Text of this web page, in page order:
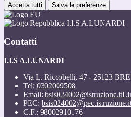
Accetta tutti Salva le preferenze
I.I.S A.LUNARDI
Contatti
I.I.S A.LUNARDI
Via L. Riccobelli, 47 - 25123
Tel: 0302009508
Email: bsis024002@istruzione.it
PEC: bsis024002@pec.istruzione.it
C.F.: 98002910176